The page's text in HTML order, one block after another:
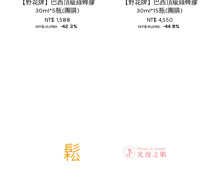
【野花牌】巴西頂級綠蜂膠
30ml*5瓶(團購)
NT$ 1,588
NT$ 2,750 -42.3%
【野花牌】巴西頂級綠蜂膠
30ml*15瓶(團購)
NT$ 4,550
NT$ 8,250 -44.8%